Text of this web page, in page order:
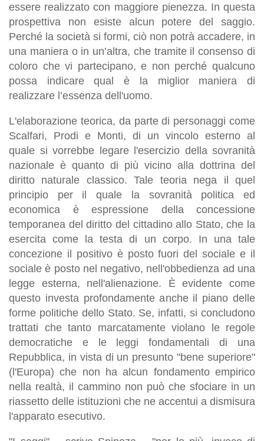
essere realizzato con maggiore pienezza. In questa
prospettiva non esiste alcun potere del saggio.
Perché la società si formi, ciò non potrà accadere, in
una maniera o in un’altra, che tramite il consenso di
coloro che vi partecipano, e non perché qualcuno
possa indicare qual è la miglior maniera di
realizzare l’essenza dell'uomo.
L'elaborazione teorica, da parte di personaggi come
Scalfari, Prodi e Monti, di un vincolo esterno al
quale si vorrebbe legare l'esercizio della sovranità
nazionale è quanto di più vicino alla dottrina del
diritto naturale classico. Tale teoria nega il quel
principio per il quale la sovranità politica ed
economica è espressione della concessione
temporanea del diritto del cittadino allo Stato, che la
esercita come la testa di un corpo. In una tale
concezione il positivo è posto fuori del sociale e il
sociale è posto nel negativo, nell'obbedienza ad una
legge esterna, nell'alienazione. È evidente come
questo investa profondamente anche il piano delle
forme politiche dello Stato. Se, infatti, si concludono
trattati che tanto marcatamente violano le regole
democratiche e le leggi fondamentali di una
Repubblica, in vista di un presunto "bene superiore"
(l'Europa) che non ha alcun fondamento empirico
nella realtà, il cammino non può che sfociare in un
riassetto delle istituzioni che ne accentui a dismisura
l'apparato esecutivo.